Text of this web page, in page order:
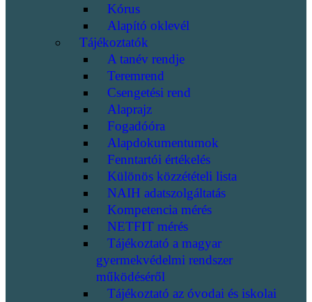
Kórus
Alapító oklevél
Tájékoztatók
A tanév rendje
Teremrend
Csengetési rend
Alaprajz
Fogadóóra
Alapdokumentumok
Fenntartói értékelés
Különös közzétételi lista
NAIH adatszolgáltatás
Kompetencia mérés
NETFIT mérés
Tájékoztató a magyar
gyermekvédelmi rendszer
működéséről
Tájékoztató az óvodai és iskolai